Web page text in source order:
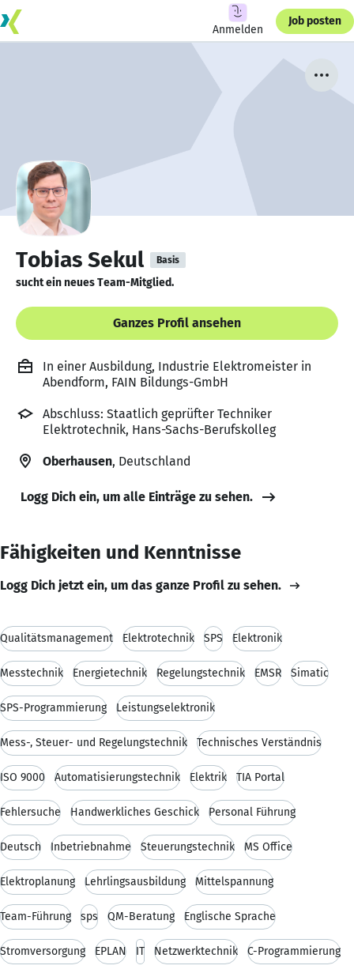
Anmelden
Job posten
Tobias Sekul Basis
sucht ein neues Team-Mitglied.
Ganzes Profil ansehen
In einer Ausbildung, Industrie Elektromeister in
Abendform, FAIN Bildungs-GmbH
Abschluss: Staatlich geprüfter Techniker
Elektrotechnik, Hans-Sachs-Berufskolleg
Oberhausen, Deutschland
Logg Dich ein, um alle Einträge zu sehen.
Fähigkeiten und Kenntnisse
Logg Dich jetzt ein, um das ganze Profil zu sehen.
Qualitätsmanagement Elektrotechnik SPS Elektronik
Messtechnik Energietechnik Regelungstechnik EMSR Simatic
SPS-Programmierung Leistungselektronik
Mess-, Steuer- und Regelungstechnik Technisches Verständnis
ISO 9000 Automatisierungstechnik Elektrik TIA Portal
Fehlersuche Handwerkliches Geschick Personal Führung
Deutsch Inbetriebnahme Steuerungstechnik MS Office
Elektroplanung Lehrlingsausbildung Mittelspannung
Team-Führung sps QM-Beratung Englische Sprache
Stromversorgung EPLAN IT Netzwerktechnik C-Programmierung